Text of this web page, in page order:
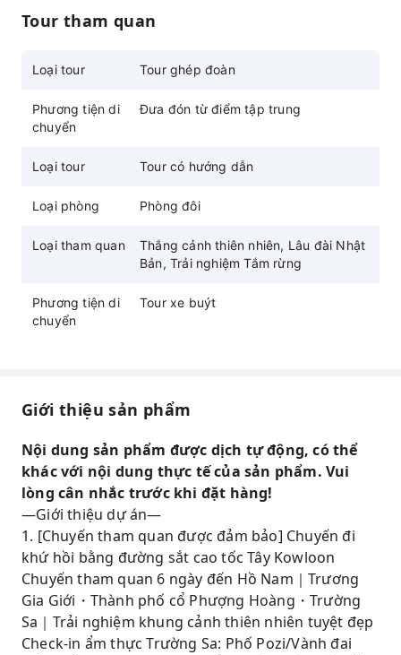
đặt vé theo nhóm
Tour tham quan
Loại tour Tour ghép đoàn
Phương tiện di
chuyển
Đưa đón từ điểm tập trung
Loại tour Tour có hướng dẫn
Loại phòng Phòng đôi
Loại tham quan
Thắng cảnh thiên nhiên, Lâu đài Nhật
Bản, Trải nghiệm Tắm rừng
Phương tiện di
chuyển
Tour xe buýt
Giới thiệu sản phẩm
Nội dung sản phẩm được dịch tự động, có thể
khác với nội dung thực tế của sản phẩm. Vui
lòng cân nhắc trước khi đặt hàng!
—Giới thiệu dự án—
1. [Chuyến tham quan được đảm bảo] Chuyến đi
khứ hồi bằng đường sắt cao tốc Tây Kowloon
Chuyến tham quan 6 ngày đến Hồ Nam｜Trương
Gia Giới・Thành phố cổ Phượng Hoàng・Trường
Sa｜Trải nghiệm khung cảnh thiên nhiên tuyệt đẹp
Check-in ẩm thực Trường Sa: Phố Pozi/Vành đai